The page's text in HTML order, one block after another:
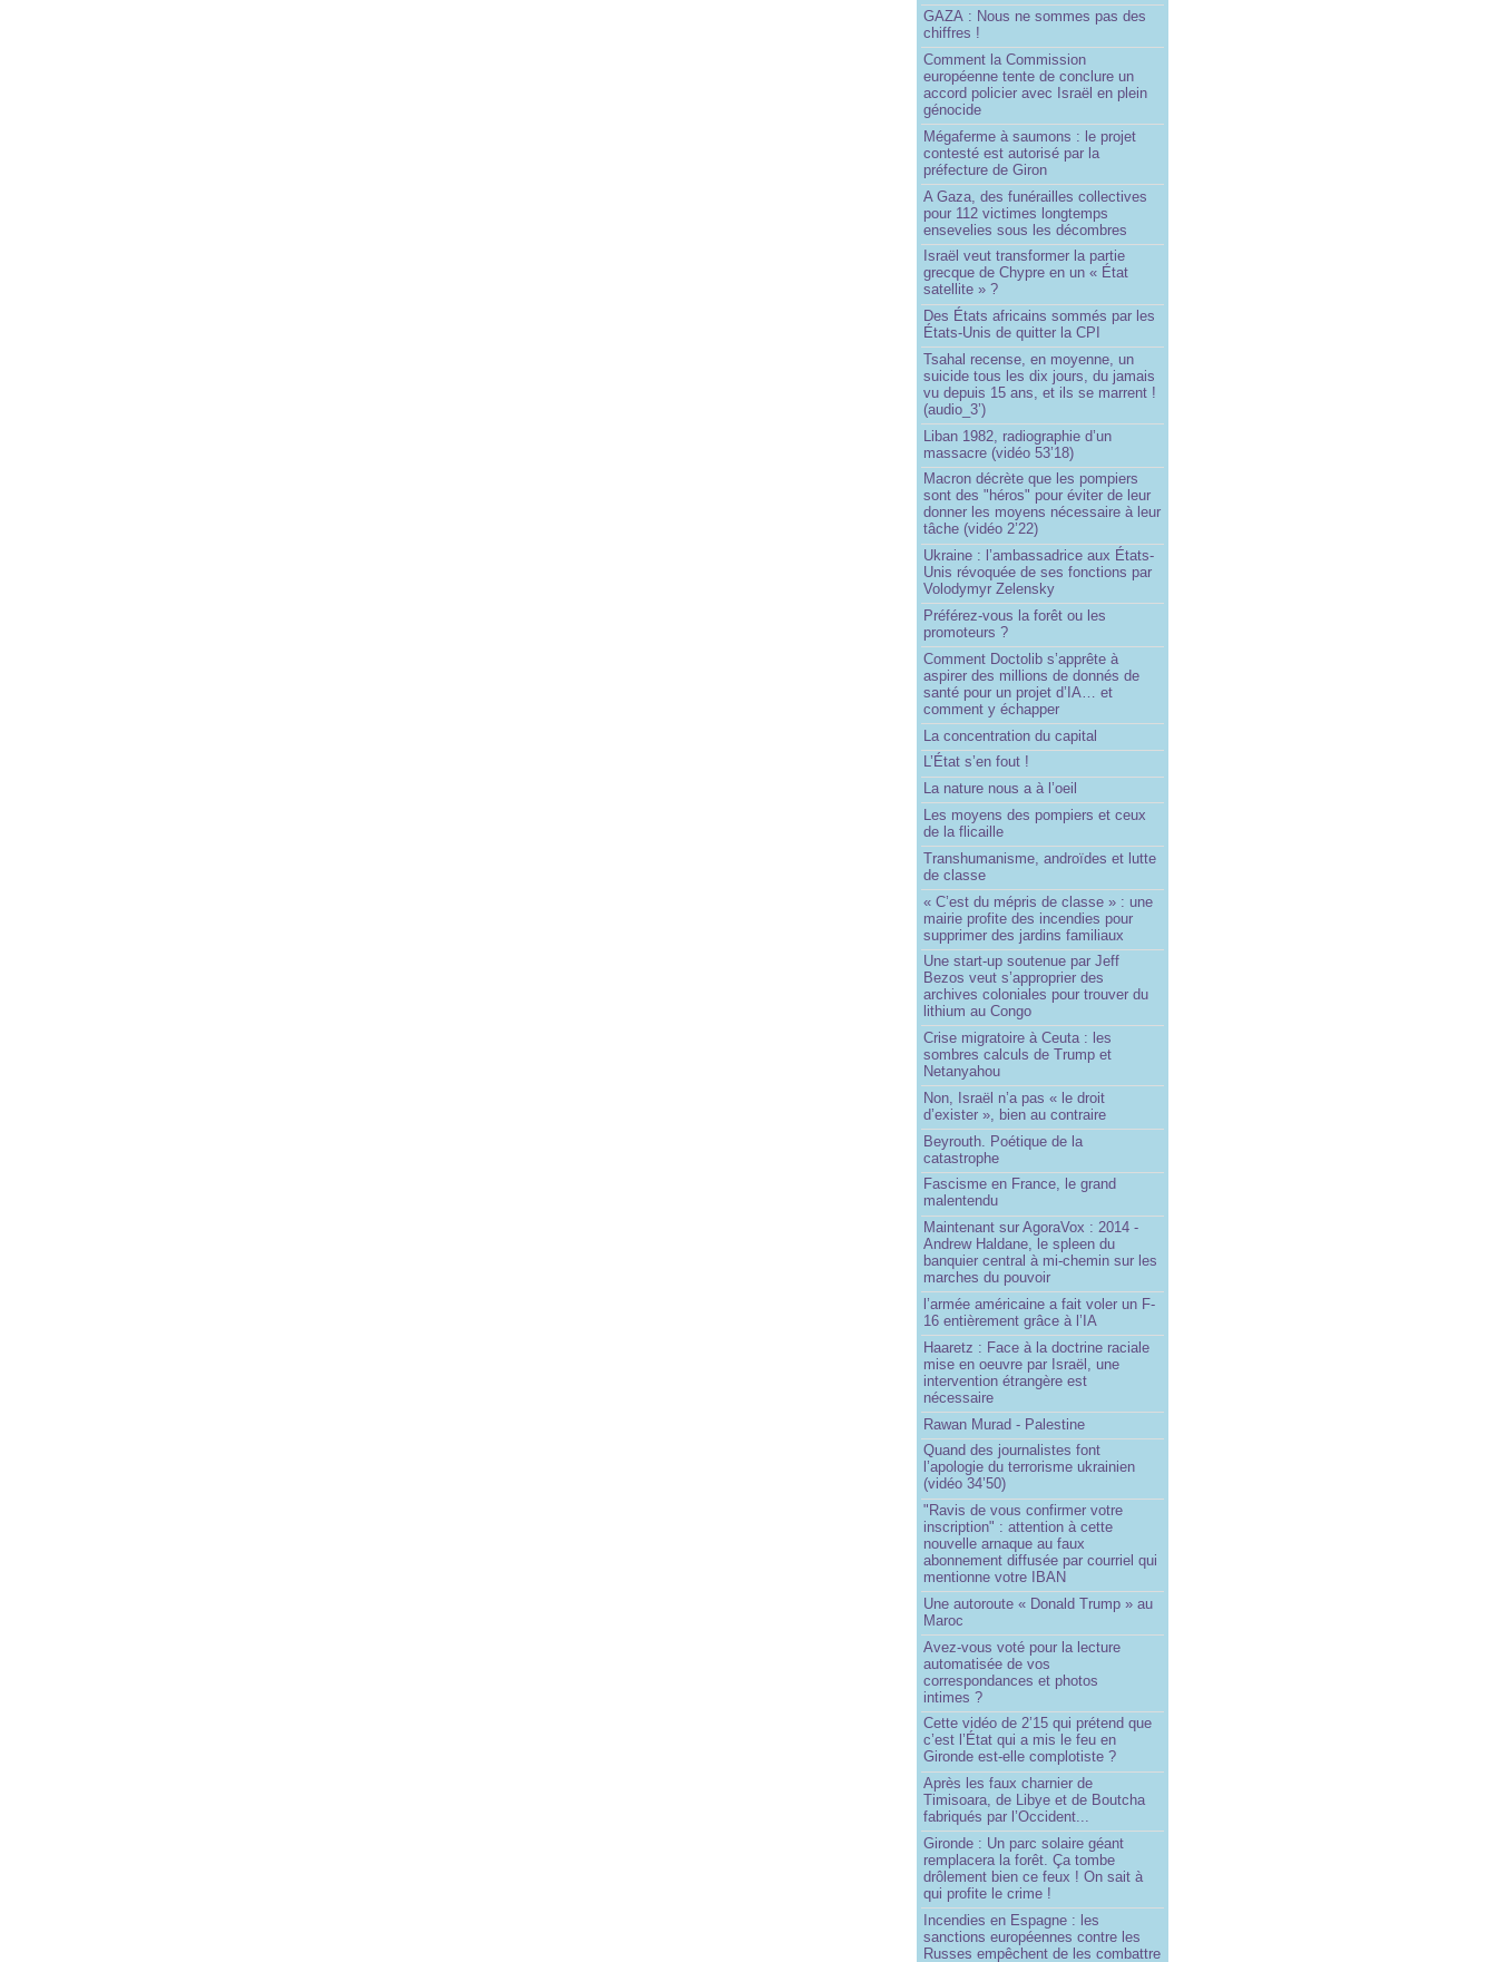
GAZA : Nous ne sommes pas des
chiffres !
Comment la Commission
européenne tente de conclure un
accord policier avec Israël en plein
génocide
Mégaferme à saumons : le projet
contesté est autorisé par la
préfecture de Giron
A Gaza, des funérailles collectives
pour 112 victimes longtemps
ensevelies sous les décombres
Israël veut transformer la partie
grecque de Chypre en un « État
satellite » ?
Des États africains sommés par les
États-Unis de quitter la CPI
Tsahal recense, en moyenne, un
suicide tous les dix jours, du jamais
vu depuis 15 ans, et ils se marrent !
(audio_3’)
Liban 1982, radiographie d’un
massacre (vidéo 53’18)
Macron décrète que les pompiers
sont des "héros" pour éviter de leur
donner les moyens nécessaire à leur
tâche (vidéo 2’22)
Ukraine : l’ambassadrice aux États-
Unis révoquée de ses fonctions par
Volodymyr Zelensky
Préférez-vous la forêt ou les
promoteurs ?
Comment Doctolib s’apprête à
aspirer des millions de donnés de
santé pour un projet d’IA… et
comment y échapper
La concentration du capital
L’État s’en fout !
La nature nous a à l’oeil
Les moyens des pompiers et ceux
de la flicaille
Transhumanisme, androïdes et lutte
de classe
« C’est du mépris de classe » : une
mairie profite des incendies pour
supprimer des jardins familiaux
Une start-up soutenue par Jeff
Bezos veut s’approprier des
archives coloniales pour trouver du
lithium au Congo
Crise migratoire à Ceuta : les
sombres calculs de Trump et
Netanyahou
Non, Israël n’a pas « le droit
d’exister », bien au contraire
Beyrouth. Poétique de la
catastrophe
Fascisme en France, le grand
malentendu
Maintenant sur AgoraVox : 2014 -
Andrew Haldane, le spleen du
banquier central à mi-chemin sur les
marches du pouvoir
l’armée américaine a fait voler un F-
16 entièrement grâce à l’IA
Haaretz : Face à la doctrine raciale
mise en oeuvre par Israël, une
intervention étrangère est
nécessaire
Rawan Murad - Palestine
Quand des journalistes font
l’apologie du terrorisme ukrainien
(vidéo 34’50)
"Ravis de vous confirmer votre
inscription" : attention à cette
nouvelle arnaque au faux
abonnement diffusée par courriel qui
mentionne votre IBAN
Une autoroute « Donald Trump » au
Maroc
Avez-vous voté pour la lecture
automatisée de vos
correspondances et photos
intimes ?
Cette vidéo de 2’15 qui prétend que
c’est l’État qui a mis le feu en
Gironde est-elle complotiste ?
Après les faux charnier de
Timisoara, de Libye et de Boutcha
fabriqués par l’Occident...
Gironde : Un parc solaire géant
remplacera la forêt. Ça tombe
drôlement bien ce feux ! On sait à
qui profite le crime !
Incendies en Espagne : les
sanctions européennes contre les
Russes empêchent de les combattre